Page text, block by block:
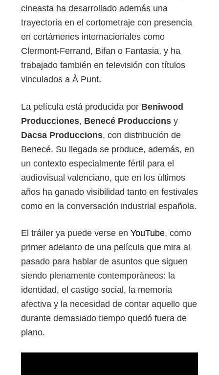
cineasta ha desarrollado además una
trayectoria en el cortometraje con presencia
en certámenes internacionales como
Clermont-Ferrand, Bifan o Fantasia, y ha
trabajado también en televisión con títulos
vinculados a À Punt.
La película está producida por Beniwood
Producciones, Benecé Produccions y
Dacsa Produccions, con distribución de
Benecé. Su llegada se produce, además, en
un contexto especialmente fértil para el
audiovisual valenciano, que en los últimos
años ha ganado visibilidad tanto en festivales
como en la conversación industrial española.
El tráiler ya puede verse en YouTube, como
primer adelanto de una película que mira al
pasado para hablar de asuntos que siguen
siendo plenamente contemporáneos: la
identidad, el castigo social, la memoria
afectiva y la necesidad de contar aquello que
durante demasiado tiempo quedó fuera de
plano.